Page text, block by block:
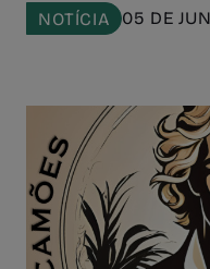
NOTÍCIA 05 DE